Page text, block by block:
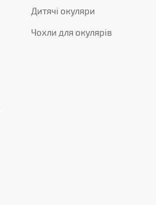
Дитячі окуляри
Чохли для окулярів